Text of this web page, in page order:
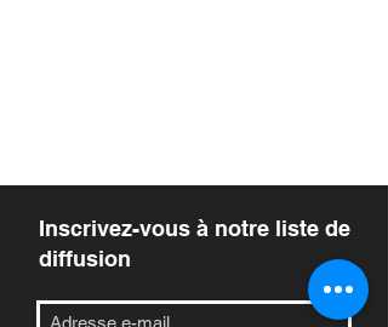
Inscrivez-vous à notre liste de
diffusion